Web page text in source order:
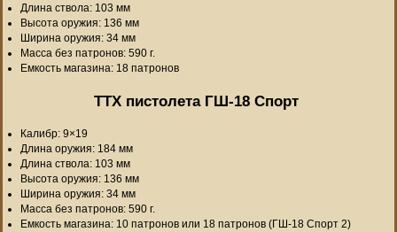
Длина ствола: 103 мм
Высота оружия: 136 мм
Ширина оружия: 34 мм
Масса без патронов: 590 г.
Емкость магазина: 18 патронов
ТТХ пистолета ГШ-18 Спорт
Калибр: 9×19
Длина оружия: 184 мм
Длина ствола: 103 мм
Высота оружия: 136 мм
Ширина оружия: 34 мм
Масса без патронов: 590 г.
Емкость магазина: 10 патронов или 18 патронов (ГШ-18 Спорт 2)